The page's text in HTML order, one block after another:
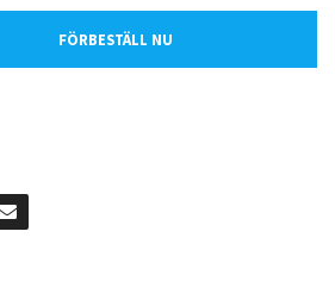
FÖRBESTÄLL NU